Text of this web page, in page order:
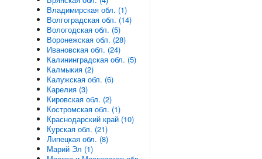
Владимирская обл. (1)
Волгоградская обл. (14)
Вологодская обл. (5)
Воронежская обл. (28)
Ивановская обл. (24)
Калининградская обл. (5)
Калмыкия (2)
Калужская обл. (6)
Карелия (3)
Кировская обл. (2)
Костромская обл. (1)
Краснодарский край (10)
Курская обл. (21)
Липецкая обл. (8)
Марий Эл (1)